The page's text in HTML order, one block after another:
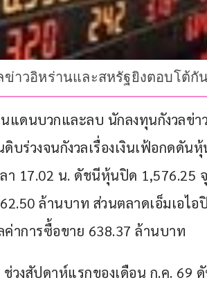
าวอิหร่านและสหรัฐยิงตอบโต้
แดนบวกและลบ นักลงทุนกังวลข่า
ร่วงจนกังวลเรื่องเงินเฟ้อกดดัน
า 17.02 น. ดัชนีหุ้นปิด 1,576.25 จุ
ล้านบาท ส่วนตลาดเอ็มเอไอ
ค่าการซื้อขาย 638.37 ล้านบาท
วงสัปดาห์แรกของเดือน ก.ค. 69